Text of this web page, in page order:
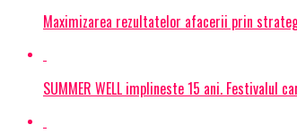
Maximizarea rezultatelor afacerii prin
SUMMER WELL implineste 15 ani.